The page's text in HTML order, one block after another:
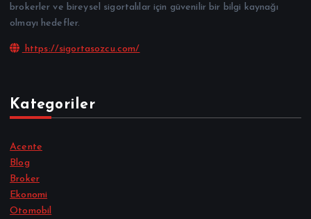
brokerler ve bireysel sigortalılar için güvenilir bir bilgi kaynağı
olmayı hedefler.
https://sigortasozcu.com/
Kategoriler
Acente
Blog
Broker
Ekonomi
Otomobil